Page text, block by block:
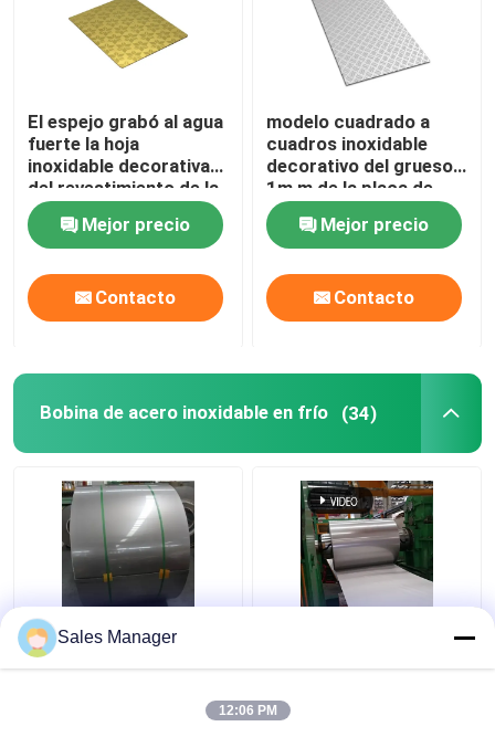
El espejo grabó al agua
fuerte la hoja
inoxidable decorativa
del revestimiento de la
pared del oro de la hoja
de aceroMejor precio
Contacto
modelo cuadrado a
cuadros inoxidable
decorativo del grueso
1m m de la placa de
acero 430Ss
Mejor precio
Contacto
Bobina de acero inoxidable en frío (34)
Sus316 304 laminó
final superficial de
inoxidables para la
decoración
Sales Manager
12:06 PM